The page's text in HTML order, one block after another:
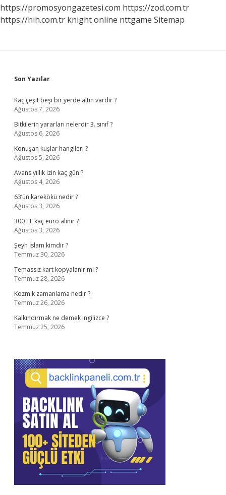
https://promosyongazetesi.com https://zod.com.tr
https://hih.com.tr knight online nttgame Sitemap
Sidebar
Son Yazılar
Kaç çeşit beşi bir yerde altın vardır ?
Ağustos 7, 2026
Bitkilerin yararları nelerdir 3. sınıf ?
Ağustos 6, 2026
Konuşan kuşlar hangileri ?
Ağustos 5, 2026
Avans yıllık izin kaç gün ?
Ağustos 4, 2026
63’ün karekökü nedir ?
Ağustos 3, 2026
300 TL kaç euro alınır ?
Ağustos 3, 2026
Şeyh İslam kimdir ?
Temmuz 30, 2026
Temassız kart kopyalanır mı ?
Temmuz 28, 2026
Kozmik zamanlama nedir ?
Temmuz 26, 2026
Kalkındırmak ne demek ingilizce ?
Temmuz 25, 2026